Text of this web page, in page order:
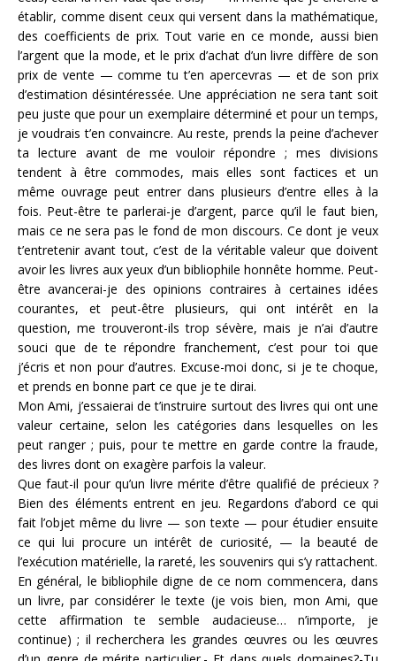
établir, comme disent ceux qui versent dans la mathématique,
des coefficients de prix. Tout varie en ce monde, aussi bien
l’argent que la mode, et le prix d’achat d’un livre diffère de son
prix de vente — comme tu t’en apercevras — et de son prix
d’estimation désintéressée. Une appréciation ne sera tant soit
peu juste que pour un exemplaire déterminé et pour un temps,
je voudrais t’en convaincre. Au reste, prends la peine d’achever
ta lecture avant de me vouloir répondre ; mes divisions
tendent à être commodes, mais elles sont factices et un
même ouvrage peut entrer dans plusieurs d’entre elles à la
fois. Peut-être te parlerai-je d’argent, parce qu’il le faut bien,
mais ce ne sera pas le fond de mon discours. Ce dont je veux
t’entretenir avant tout, c’est de la véritable valeur que doivent
avoir les livres aux yeux d’un bibliophile honnête homme. Peut-
être avancerai-je des opinions contraires à certaines idées
courantes, et peut-être plusieurs, qui ont intérêt en la
question, me trouveront-ils trop sévère, mais je n’ai d’autre
souci que de te répondre franchement, c’est pour toi que
j’écris et non pour d’autres. Excuse-moi donc, si je te choque,
et prends en bonne part ce que je te dirai.
Mon Ami, j’essaierai de t’instruire surtout des livres qui ont une
valeur certaine, selon les catégories dans lesquelles on les
peut ranger ; puis, pour te mettre en garde contre la fraude,
des livres dont on exagère parfois la valeur.
Que faut-il pour qu’un livre mérite d’être qualifié de précieux ?
Bien des éléments entrent en jeu. Regardons d’abord ce qui
fait l’objet même du livre — son texte — pour étudier ensuite
ce qui lui procure un intérêt de curiosité, — la beauté de
l’exécution matérielle, la rareté, les souvenirs qui s’y rattachent.
En général, le bibliophile digne de ce nom commencera, dans
un livre, par considérer le texte (je vois bien, mon Ami, que
cette affirmation te semble audacieuse… n’importe, je
continue) ; il recherchera les grandes œuvres ou les œuvres